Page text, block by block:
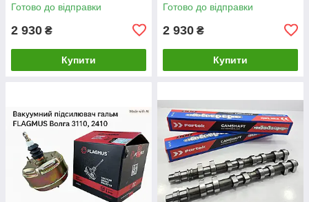
Готово до відправки
2 930 ₴
Купити
Готово до відправки
2 930 ₴
Купити